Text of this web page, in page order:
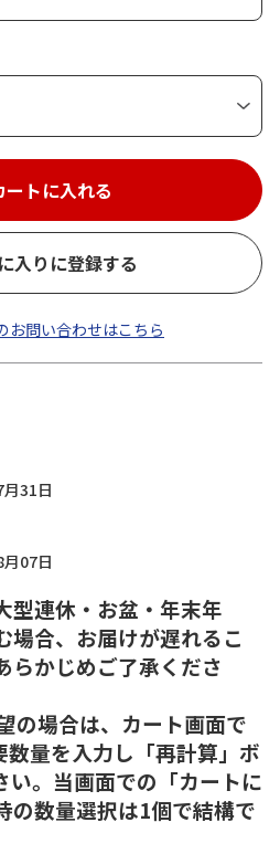
ートに入れる
入りに登録する
お問い合わせはこちら
31日
07日
連休・お盆・年末年
場合、お届けが遅れるこ
らかじめご了承くださ
の場合は、カート画面で
数量を入力し「再計算」ボ
い。当画面での「カートに
の数量選択は1個で結構で